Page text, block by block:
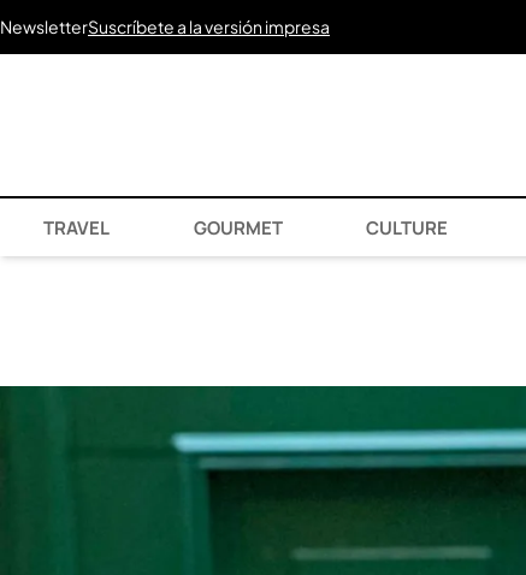
NewsletterSuscríbete a la versión impresa
TRAVEL GOURMET CULTURE